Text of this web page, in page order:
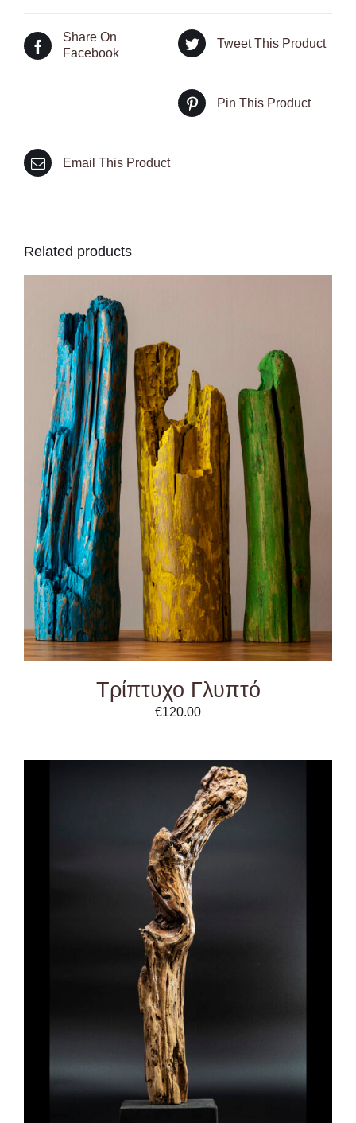
Share On
Facebook
Tweet This Product
Pin This Product
Email This Product
Related products
ADD TO CART
/
DETAILS
Τρίπτυχο Γλυπτό
€120.00
ADD TO CART